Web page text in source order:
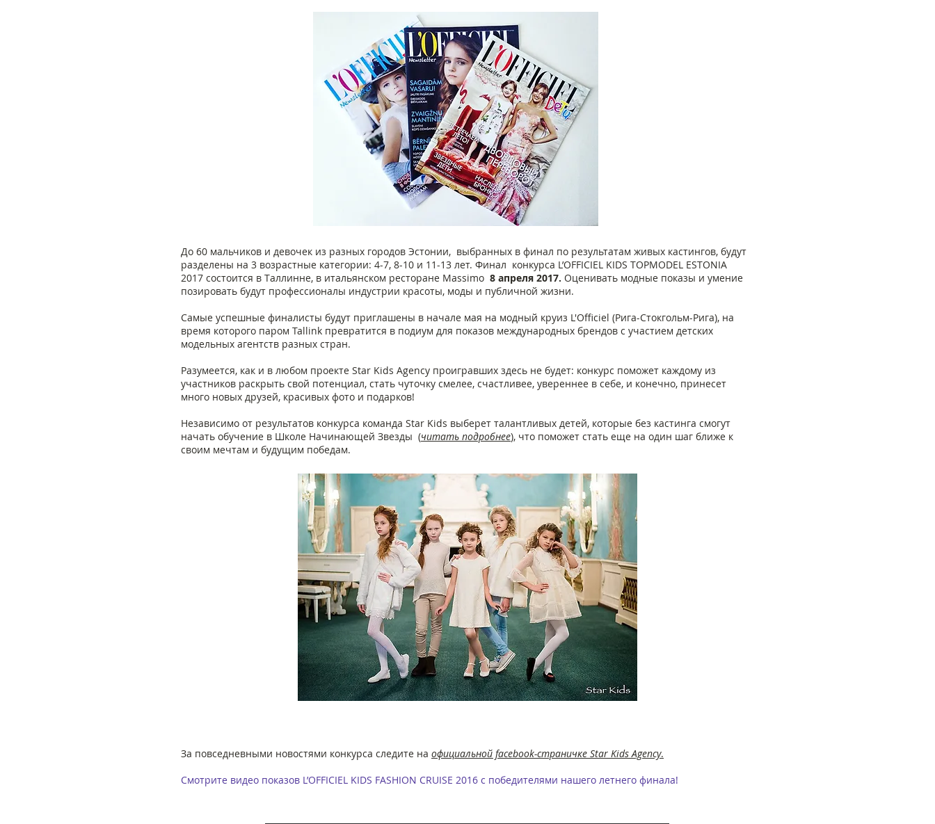
До 60 мальчиков и девочек из разных городов Эстонии, выбранных в финал по результатам живых кастингов, будут
разделены на 3 возрастные категории: 4-7, 8-10 и 11-13 лет. Финал конкурса L’OFFICIEL KIDS TOPMODEL ESTONIA
2017 состоится в Таллинне, в итальянском ресторане Massimo 8 апреля 2017. Оценивать модные показы и умение
позировать будут профессионалы индустрии красоты, моды и публичной жизни.
Самые успешные финалисты будут приглашены в начале мая на модный круиз L'Officiel (Рига-Стокгольм-Рига), на
время которого паром Tallink превратится в подиум для показов международных брендов с участием детских
модельных агентств разных стран.
Разумеется, как и в любом проекте Star Kids Agency проигравших здесь не будет: конкурс поможет каждому из
участников раскрыть свой потенциал, стать чуточку смелее, счастливее, увереннее в себе, и конечно, принесет
много новых друзей, красивых фото и подарков!
Независимо от результатов конкурса команда Star Kids выберет талантливых детей, которые без кастинга смогут
начать обучение в Школе Начинающей Звезды (читать подробнее), что поможет стать еще на один шаг ближе к
своим мечтам и будущим победам.
За повседневными новостями конкурса следите на официальной facebook-страничке Star Kids Agency.
Смотрите видео показов L’OFFICIEL KIDS FASHION CRUISE 2016 с победителями нашего летнего финала!